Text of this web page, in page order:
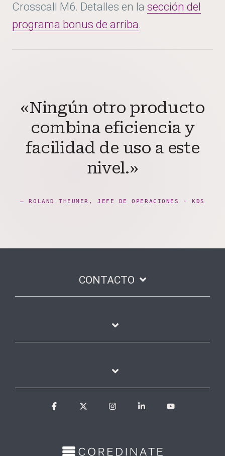
Crosscall M6. Detalles en la sección del
programa bonus de arriba.
«Ningún otro producto
combina eficiencia y
facilidad de uso a este
nivel.»
— ROLAND THEUMER, JEFE DE OPERACIONES · KDS
CONTACTO
Facebook InstagramLinkedin